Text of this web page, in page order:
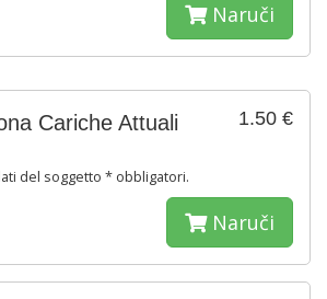
Naruči
1.50 €
Cariche Attuali
del soggetto * obbligatori.
Naruči